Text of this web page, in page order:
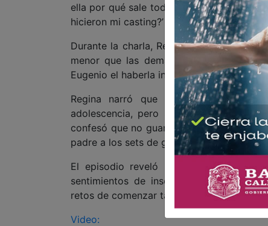
ella por qué sale todo el tiempo de su
hicieron mi casting?’ Entonces sí, creo
Durante la charla, Regina recordó cómo
menor que las demás aspirantes y que
Eugenio el haberla invitado a audicionar.
Regina narró que originalmente el
adolescencia, pero se modificó para
confesó que no guarda muchos
padre a los sets de grabación.
El episodio reveló una relación franca
sentimientos de inseguridad y
retos de comenzar tan joven en el medio
Video: